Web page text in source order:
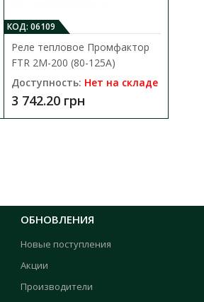
В сравнения
КОД: 06109
Реле тепловое Промфактор
FTR 2M-200 (80-125A)
Доступность: Нет на складе
3 742.20 грн
ОБНОВЛЕНИЯ
Новые поступления
Акции
Производители